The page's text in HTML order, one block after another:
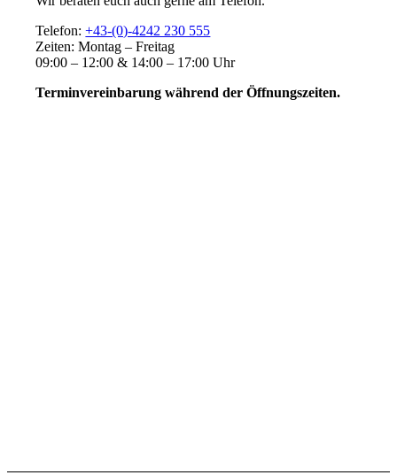
Telefon:+43-(0)-4242 230 555
Zeiten: Montag – Freitag
09:00 – 12:00 & 14:00 – 17:00 Uhr
Terminvereinbarung während der Öffnungszeiten.